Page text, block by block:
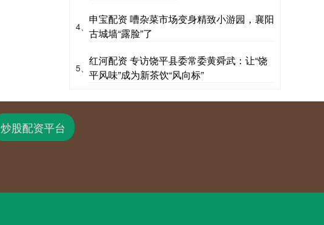
4、
申宝配资 嘈杂菜市场变身精致小游园，襄阳
古城墙“露脸”了
5、
红河配资 专访饶平县委常委黄舜武：让“饶
平风味”成为新茶饮“风向标”
炒股配资平台